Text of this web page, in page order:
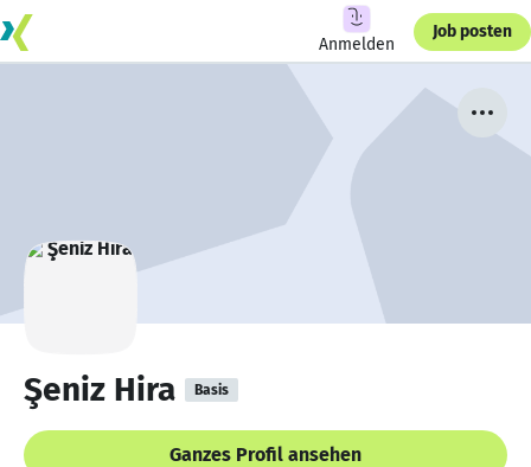
Anmelden
Job posten
Şeniz Hira Basis
Ganzes Profil ansehen